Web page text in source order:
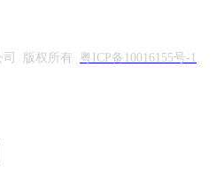
司 版权所有 粤ICP备10016155号-1